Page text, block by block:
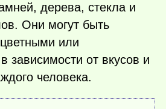
дерева, стекла и
Они могут быть
или
зависимости от вкусов и
человека.